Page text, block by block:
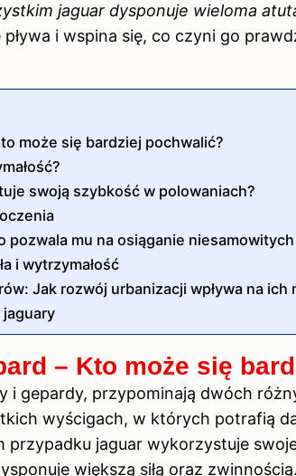
jaguar dysponuje wieloma
i wspina się, co czyni go
może się bardziej pochwalić?
swoją szybkość w polowaniach?
pozwala mu na osiąganie
i wytrzymałość
Jak rozwój urbanizacji wpływa na
jaguary
– Kto może się
i gepardy, przypominają dwóch
wyścigach, w których potrafią
przypadku jaguar wykorzystuje
większą siłą oraz